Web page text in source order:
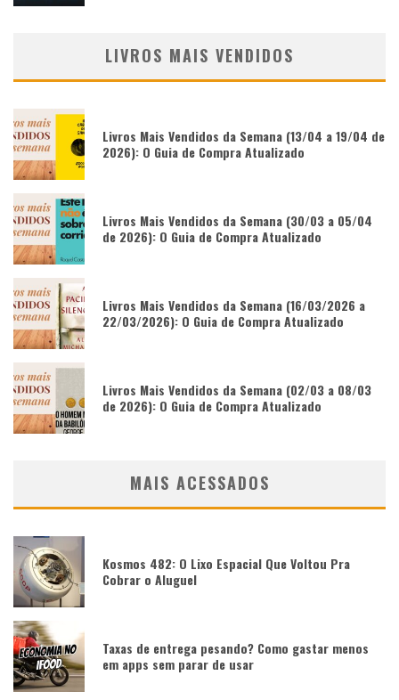
LIVROS MAIS VENDIDOS
Livros Mais Vendidos da Semana (13/04 a 19/04 de
2026): O Guia de Compra Atualizado
Livros Mais Vendidos da Semana (30/03 a 05/04
de 2026): O Guia de Compra Atualizado
Livros Mais Vendidos da Semana (16/03/2026 a
22/03/2026): O Guia de Compra Atualizado
Livros Mais Vendidos da Semana (02/03 a 08/03
de 2026): O Guia de Compra Atualizado
MAIS ACESSADOS
Kosmos 482: O Lixo Espacial Que Voltou Pra
Cobrar o Aluguel
Taxas de entrega pesando? Como gastar menos
em apps sem parar de usar